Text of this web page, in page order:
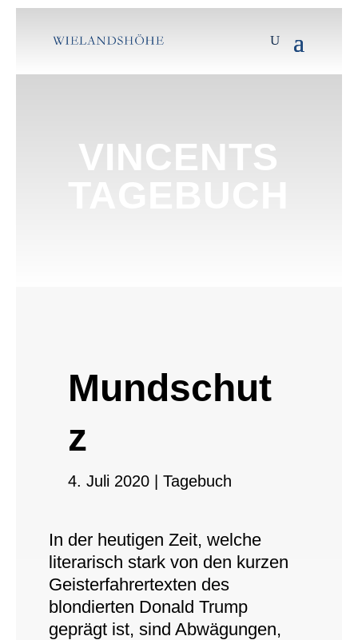
VINCENTS
Mundschut
z
4. Juli 2020| Tagebuch
In der heutigen Zeit, welche
literarisch stark von den kurzen
Geisterfahrertexten des
blondierten Donald Trump
geprägt ist, sind Abwägungen,